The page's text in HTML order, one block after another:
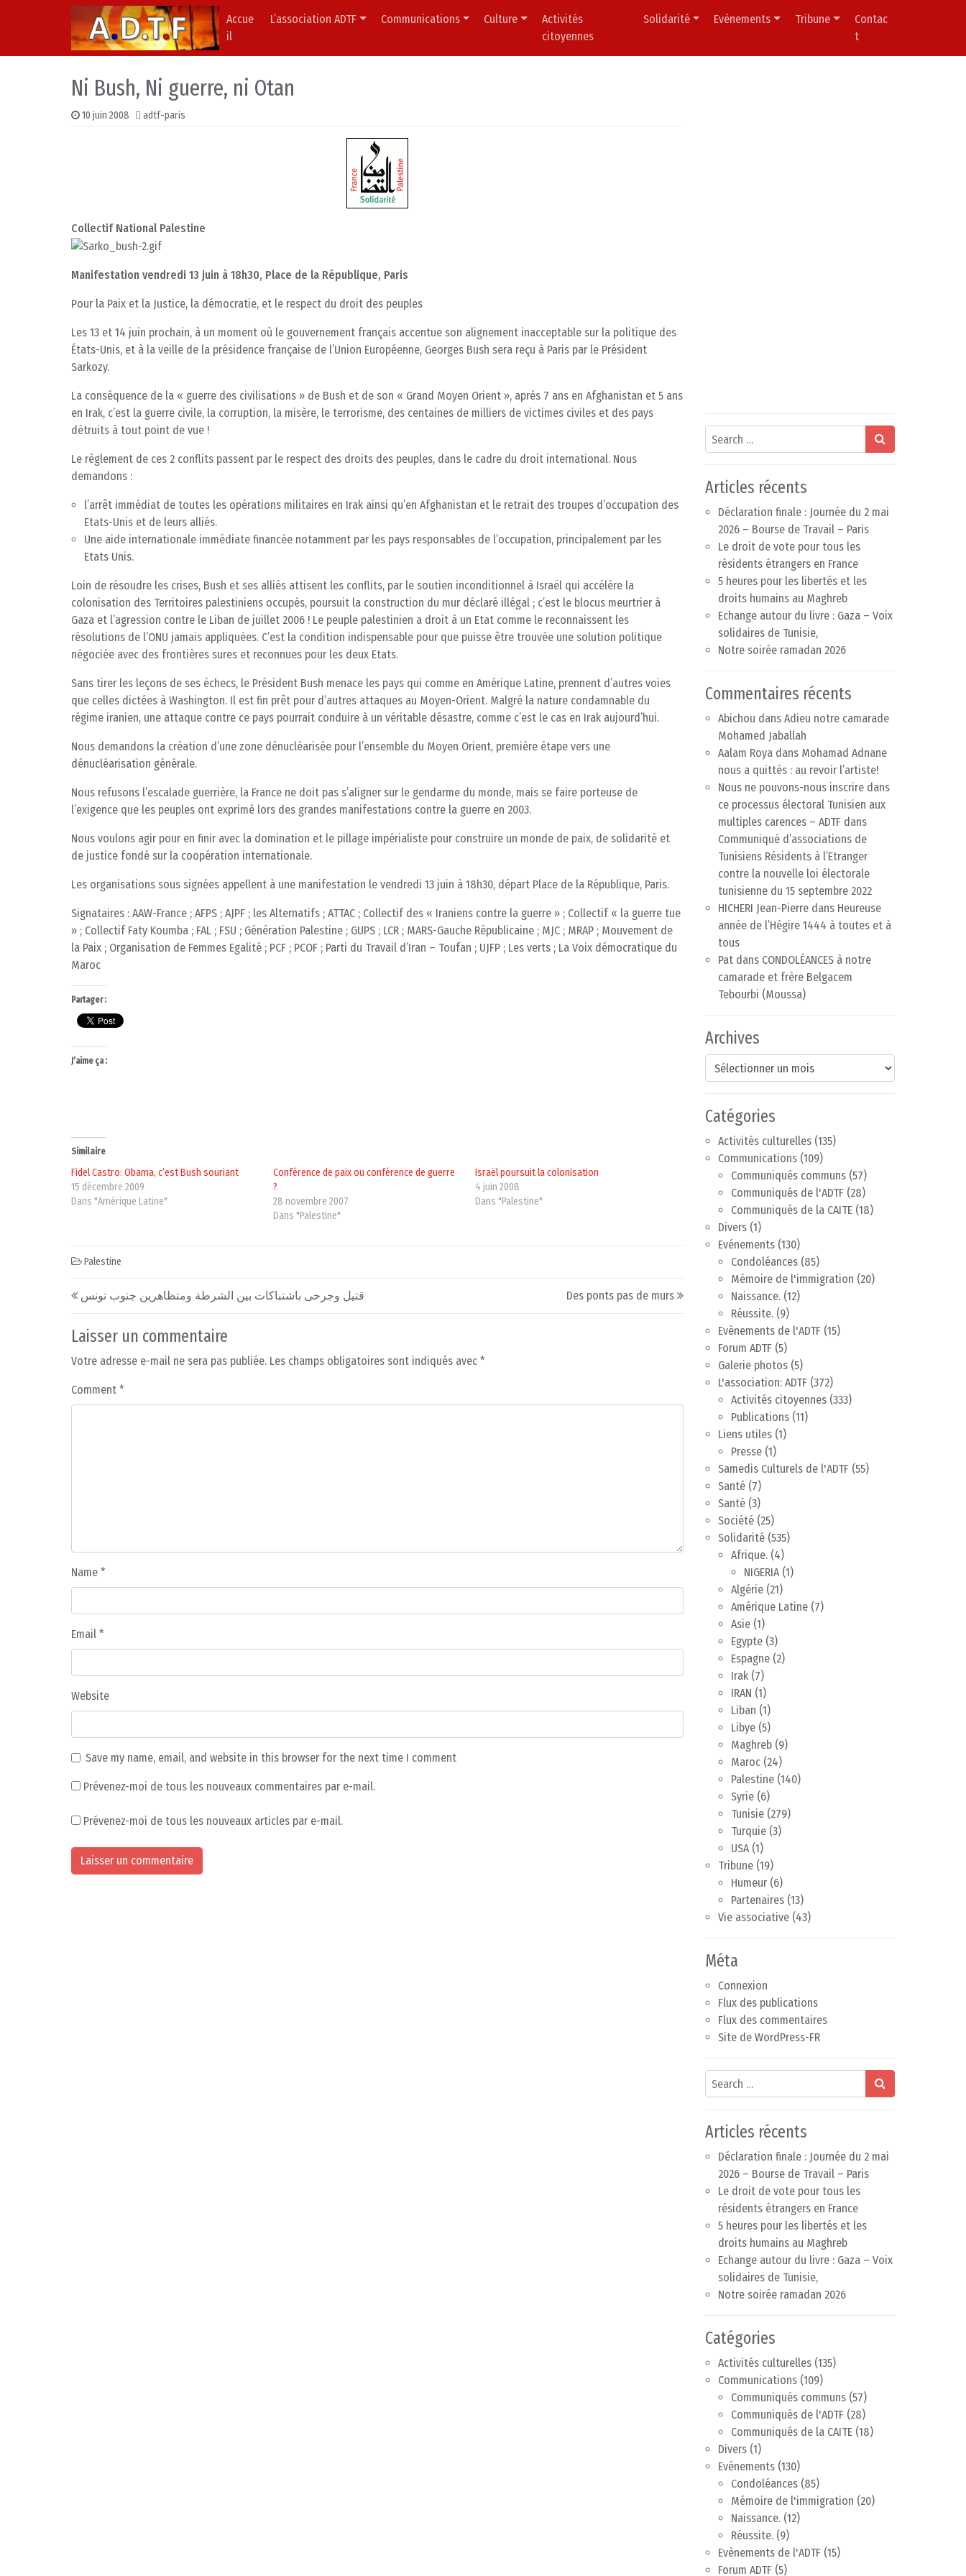
Skip to content
Main Navigation
Accue
il
L’association ADTF Communications Culture
Activités
citoyennes
Solidarité Evènements Tribune
Contac
t
Ni Bush, Ni guerre, ni Otan
10 juin 2008 adtf-paris
Collectif National Palestine
Manifestation vendredi 13 juin à 18h30, Place de la République, Paris
Pour la Paix et la Justice, la démocratie, et le respect du droit des peuples
Les 13 et 14 juin prochain, à un moment où le gouvernement français accentue son alignement inacceptable sur la politique des
États-Unis, et à la veille de la présidence française de l’Union Européenne, Georges Bush sera reçu à Paris par le Président
Sarkozy.
La conséquence de la « guerre des civilisations » de Bush et de son « Grand Moyen Orient », après 7 ans en Afghanistan et 5 ans
en Irak, c’est la guerre civile, la corruption, la misère, le terrorisme, des centaines de milliers de victimes civiles et des pays
détruits à tout point de vue !
Le règlement de ces 2 conflits passent par le respect des droits des peuples, dans le cadre du droit international. Nous
demandons :
l’arrêt immédiat de toutes les opérations militaires en Irak ainsi qu’en Afghanistan et le retrait des troupes d’occupation des
Etats-Unis et de leurs alliés.
Une aide internationale immédiate financée notamment par les pays responsables de l’occupation, principalement par les
Etats Unis.
Loin de résoudre les crises, Bush et ses alliés attisent les conflits, par le soutien inconditionnel à Israël qui accélère la
colonisation des Territoires palestiniens occupés, poursuit la construction du mur déclaré illégal ; c’est le blocus meurtrier à
Gaza et l’agression contre le Liban de juillet 2006 ! Le peuple palestinien a droit à un Etat comme le reconnaissent les
résolutions de l’ONU jamais appliquées. C’est la condition indispensable pour que puisse être trouvée une solution politique
négociée avec des frontières sures et reconnues pour les deux Etats.
Sans tirer les leçons de ses échecs, le Président Bush menace les pays qui comme en Amérique Latine, prennent d’autres voies
que celles dictées à Washington. Il est fin prêt pour d’autres attaques au Moyen-Orient. Malgré la nature condamnable du
régime iranien, une attaque contre ce pays pourrait conduire à un véritable désastre, comme c’est le cas en Irak aujourd’hui.
Nous demandons la création d’une zone dénucléarisée pour l’ensemble du Moyen Orient, première étape vers une
dénucléarisation générale.
Nous refusons l’escalade guerrière, la France ne doit pas s’aligner sur le gendarme du monde, mais se faire porteuse de
l’exigence que les peuples ont exprimé lors des grandes manifestations contre la guerre en 2003.
Nous voulons agir pour en finir avec la domination et le pillage impérialiste pour construire un monde de paix, de solidarité et
de justice fondé sur la coopération internationale.
Les organisations sous signées appellent à une manifestation le vendredi 13 juin à 18h30, départ Place de la République, Paris.
Signataires : AAW-France ; AFPS ; AJPF ; les Alternatifs ; ATTAC ; Collectif des « Iraniens contre la guerre » ; Collectif « la guerre tue
» ; Collectif Faty Koumba ; FAL ; FSU ; Génération Palestine ; GUPS ; LCR ; MARS-Gauche Républicaine ; MJC ; MRAP ; Mouvement de
la Paix ; Organisation de Femmes Egalité ; PCF ; PCOF ; Parti du Travail d’Iran – Toufan ; UJFP ; Les verts ; La Voix démocratique du
Maroc
Partager :
J’aime ça :
Similaire
Fidel Castro: Obama, c’est Bush souriant
15 décembre 2009
Dans "Amérique Latine"
Conférence de paix ou conférence de guerre
?
28 novembre 2007
Dans "Palestine"
Israël poursuit la colonisation
4 juin 2008
Dans "Palestine"
Palestine
Post navigation
قتيل وجرحى باشتباكات بين الشرطة ومتظاهرين جنوب تونس Des ponts pas de murs
Laisser un commentaire
Votre adresse e-mail ne sera pas publiée. Les champs obligatoires sont indiqués avec *
Comment *
Name *
Email *
Website
Save my name, email, and website in this browser for the next time I comment
Prévenez-moi de tous les nouveaux commentaires par e-mail.
Prévenez-moi de tous les nouveaux articles par e-mail.
Search
Articles récents
Déclaration finale : Journée du 2 mai
2026 – Bourse de Travail – Paris
Le droit de vote pour tous les
résidents étrangers en France
5 heures pour les libertés et les
droits humains au Maghreb
Echange autour du livre : Gaza – Voix
solidaires de Tunisie,
Notre soirée ramadan 2026
Commentaires récents
Abichou dans Adieu notre camarade
Mohamed Jaballah
Aalam Roya dans Mohamad Adnane
nous a quittés : au revoir l’artiste!
Nous ne pouvons-nous inscrire dans
ce processus électoral Tunisien aux
multiples carences – ADTF dans
Communiqué d’associations de
Tunisiens Résidents à l’Etranger
contre la nouvelle loi électorale
tunisienne du 15 septembre 2022
HICHERI Jean-Pierre dans Heureuse
année de l’Hégire 1444 à toutes et à
tous
Pat dans CONDOLÉANCES à notre
camarade et frère Belgacem
Tebourbi (Moussa)
Archives
Archives
Catégories
Activités culturelles (135)
Communications (109)
Communiqués communs (57)
Communiqués de l'ADTF (28)
Communiqués de la CAITE (18)
Divers (1)
Evénements (130)
Condoléances (85)
Mémoire de l'immigration (20)
Naissance. (12)
Réussite. (9)
Evènements de l'ADTF (15)
Forum ADTF (5)
Galerie photos (5)
L'association: ADTF (372)
Activités citoyennes (333)
Publications (11)
Liens utiles (1)
Presse (1)
Samedis Culturels de l'ADTF (55)
Santé (7)
Santé (3)
Société (25)
Solidarité (535)
Afrique. (4)
NIGERIA(1)
Algérie (21)
Amérique Latine (7)
Asie (1)
Egypte (3)
Espagne (2)
Irak (7)
IRAN (1)
Liban (1)
Libye (5)
Maghreb (9)
Maroc (24)
Palestine (140)
Syrie (6)
Tunisie (279)
Turquie (3)
USA(1)
Tribune (19)
Humeur (6)
Partenaires (13)
Vie associative (43)
Méta
Connexion
Flux des publications
Flux des commentaires
Site de WordPress-FR
Search
Articles récents
Déclaration finale : Journée du 2 mai
2026 – Bourse de Travail – Paris
Le droit de vote pour tous les
résidents étrangers en France
5 heures pour les libertés et les
droits humains au Maghreb
Echange autour du livre : Gaza – Voix
solidaires de Tunisie,
Notre soirée ramadan 2026
Catégories
Activités culturelles (135)
Communications (109)
Communiqués communs (57)
Communiqués de l'ADTF (28)
Communiqués de la CAITE (18)
Divers (1)
Evénements (130)
Condoléances (85)
Mémoire de l'immigration (20)
Naissance. (12)
Réussite. (9)
Evènements de l'ADTF (15)
Forum ADTF (5)